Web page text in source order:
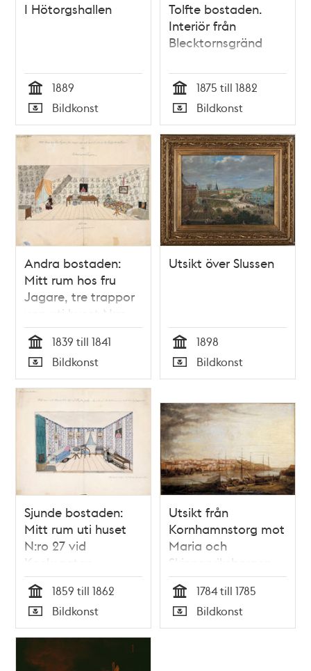
I Hötorgshallen
Tid
1889
Typ
Bildkonst
Tolfte bostaden.
Interiör från
Blecktornsgränd
Tid
1875 till 1882
Typ
Bildkonst
Andra bostaden:
Mitt rum hos fru
Jagare, tre trappor
upp uti huset N:ro
28 vid S:t
Paulsgatan Qv.
Hagen eller
Sockerbruket
Tuppen
Tid
1839 till 1841
Typ
Bildkonst
Utsikt över Slussen
Tid
1898
Typ
Bildkonst
Sjunde bostaden:
Mitt rum uti huset
N:ro 27 vid
Kocksgatan -
Qvarteret
Beckbrännaren
mindre, en trappa
upp. Sorgdräkten
betyder Tant Sophie
Brandeks död.
Tid
1859 till 1862
Typ
Bildkonst
Utsikt från
Kornhamnstorg mot
Maria och
Skinnarviksbergen
Tid
1784 till 1785
Typ
Bildkonst